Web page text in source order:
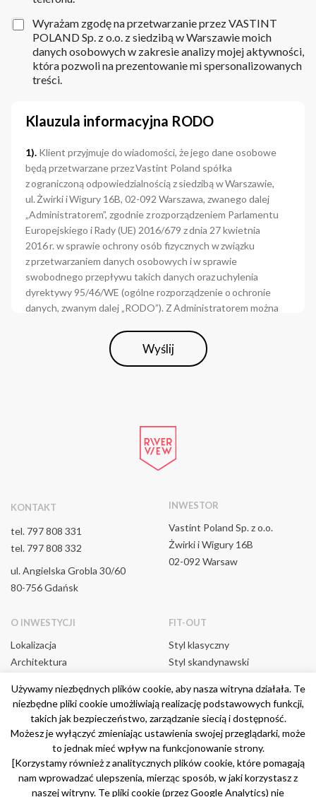
Wyrażam zgodę na przetwarzanie przez VASTINT
POLAND Sp. z o.o. z siedzibą w Warszawie moich
danych osobowych w zakresie analizy mojej aktywności,
która pozwoli na prezentowanie mi spersonalizowanych
treści.
Klauzula informacyjna RODO
1). Klient przyjmuje do wiadomości, że jego dane osobowe
będą przetwarzane przez Vastint Poland spółka
z ograniczoną odpowiedzialnością z siedzibą w Warszawie,
ul. Żwirki i Wigury 16B, 02-092 Warszawa, zwanego dalej
„Administratorem”, zgodnie z rozporządzeniem Parlamentu
Europejskiego i Rady (UE) 2016/679 z dnia 27 kwietnia
2016 r. w sprawie ochrony osób fizycznych w związku
z przetwarzaniem danych osobowych i w sprawie
swobodnego przepływu takich danych oraz uchylenia
dyrektywy 95/46/WE (ogólne rozporządzenie o ochronie
danych, zwanym dalej „RODO”). Z Administratorem można
info.poland@vastint.eu
oraz korespondencyjnie:
Vastint Poland sp. z o.o., ul. Żwirki i Wigury 16B, 02-092
Warszawa oraz telefonicznie pod numerem tel.
przekazywania informacji marketingowych, promocyjnych
i ofert dotyczących inwestycji Administratora w formie
6 ust 1 lit a. RODO) - do czasu cofnięcia zgody lub
najpóźniej do momentu zakończenia sprzedaży mieszkań,
marketingu bezpośredniego produktów i usług (podstawa
prawna: art. 6 ust. 1 lit. f RODO) – do czasu ustania celu
przetwarzania,
podjęcia działań na żądanie Klienta przed zawarciem
(podstawa prawna: art. 6 ust. 1 lit. b RODO) – przez czas
do zawarcia umowy,
umówienia się z Klientem na spotkanie dotyczące
świadczonych przez Administratora usług i oferowanych
produktów, co jest prawnie uzasadnionym interesem
Administratora (podstawa prawna: art. 6 ust. 1 lit.
f RODO) – do czasu zgłoszenia sprzeciwu wobec
przetwarzania lub ustania celu przetwarzania w zależności
od tego, które ze zdarzeń wystąpi jako pierwsze,
analizy aktywności, które pozwoli na prezentowanie
spersonalizowanych treści, na podstawie zgody Klienta,
Wyślij
KONTAKT
tel. 797 808 331
tel. 797 808 332
ul. Angielska Grobla 30/60
80-756 Gdańsk
INWESTOR
Vastint Poland Sp. z o.o.
Żwirki i Wigury 16B
02-092 Warsaw
O INWESTYCJI
Lokalizacja
Architektura
Nasz standard
FIT-OUT
Styl klasyczny
Styl skandynawski
Zabawa aranżacją
© Vastint Poland 2020
Metody pomiaru
Używamy niezbędnych plików cookie, aby nasza witryna działała. Te
niezbędne pliki cookie umożliwiają realizację podstawowych funkcji,
takich jak bezpieczeństwo, zarządzanie siecią i dostępność.
Możesz je wyłączyć zmieniając ustawienia swojej przeglądarki, może
to jednak mieć wpływ na funkcjonowanie strony.
[Korzystamy również z analitycznych plików cookie, które pomagają
nam wprowadzać ulepszenia, mierząc sposób, w jaki korzystasz z
naszej witryny. Te pliki cookie (przez Google Analytics) nie